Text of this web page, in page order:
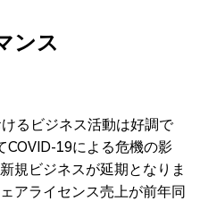
ンス
るビジネス活動は好調で
COVID-19による危機の影
規ビジネスが延期となりま
アライセンス売上が前年同